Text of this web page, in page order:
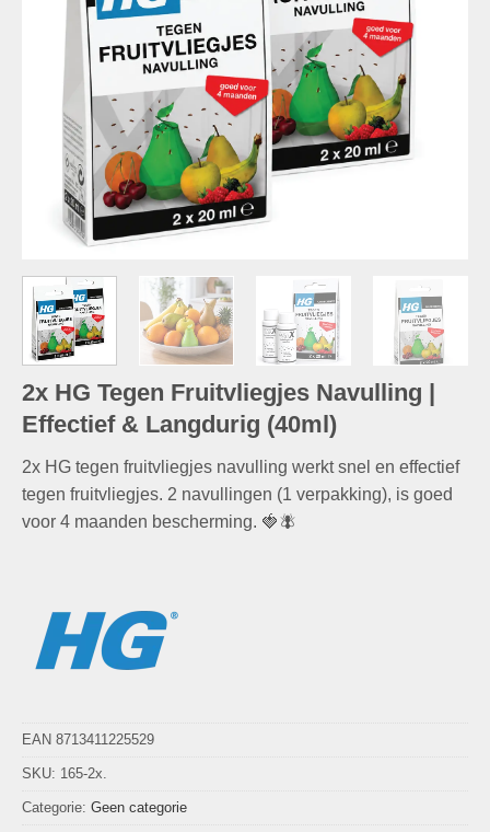
2x HG Tegen Fruitvliegjes Navulling |
Effectief & Langdurig (40ml)
2x HG tegen fruitvliegjes navulling werkt snel en effectief
tegen fruitvliegjes. 2 navullingen (1 verpakking), is goed
voor 4 maanden bescherming. 🍓🪰
EAN 8713411225529
SKU: 165-2x.
Categorie: Geen categorie